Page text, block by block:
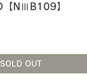
NⅢB109】
SOLD OUT